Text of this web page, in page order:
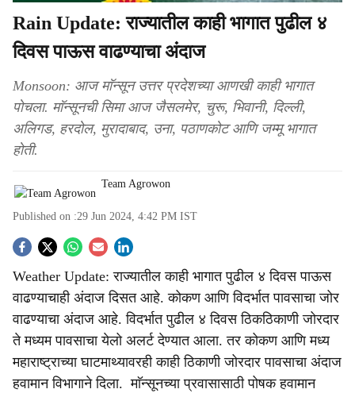
Rain Update: राज्यातील काही भागात पुढील ४
दिवस पाऊस वाढण्याचा अंदाज
Monsoon: आज माॅन्सून उत्तर प्रदेशच्या आणखी काही भागात
पोचला. माॅन्सूनची सिमा आज जैसलमेर, चुरू, भिवानी, दिल्ली,
अलिगड, हरदोल, मुरादाबाद, उना, पठाणकोट आणि जम्मू भागात
होती.
Team Agrowon
Published on :29 Jun 2024, 4:42 PM IST
S
o
c
i
a
Weather Update: राज्यातील काही भागात पुढील ४ दिवस पाऊस
वाढण्याचाही अंदाज दिसत आहे. कोकण आणि विदर्भात पावसाचा जोर
वाढण्याचा अंदाज आहे. विदर्भात पुढील ४ दिवस ठिकठिकाणी जोरदार
ते मध्यम पावसाचा येलो अलर्ट देण्यात आला. तर कोकण आणि मध्य
महाराष्ट्राच्या घाटमाथ्यावरही काही ठिकाणी जोरदार पावसाचा अंदाज
हवामान विभागाने दिला. माॅन्सूनच्या प्रवासासाठी पोषक हवामान